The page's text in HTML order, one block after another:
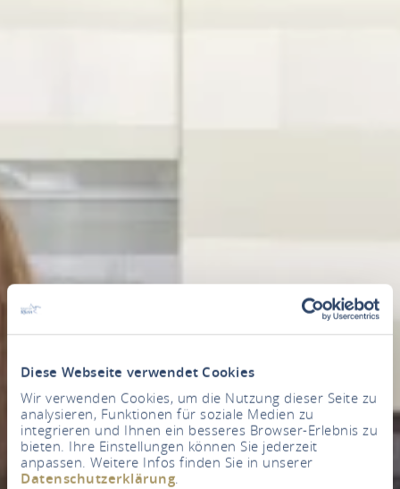
Diese Webseite verwendet Cookies
Wir verwenden Cookies, um die Nutzung dieser Seite zu
analysieren, Funktionen für soziale Medien zu
integrieren und Ihnen ein besseres Browser-Erlebnis zu
bieten. Ihre Einstellungen können Sie jederzeit
anpassen. Weitere Infos finden Sie in unserer
Datenschutzerklärung.